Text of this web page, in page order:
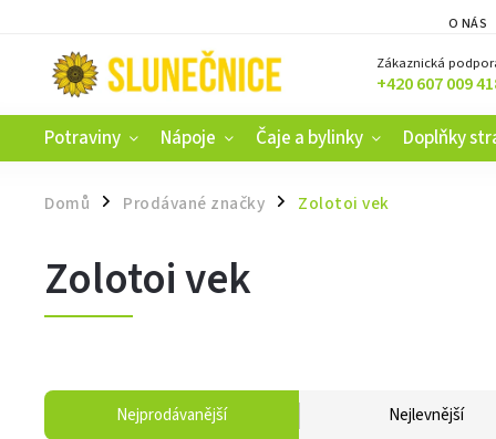
O NÁS
Zákaznická
+420 607 009
Potraviny Nápoje Čaje a bylinky Doplňky
Domů / Prodávané značky / Zolotoi vek
Zolotoi vek
Nejprodávanější Nejlevnější